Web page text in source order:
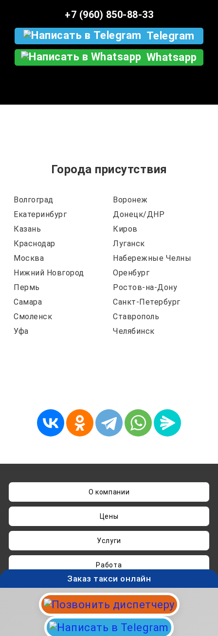
+7 (960) 850-88-33
Telegram
Whatsapp
Города присутствия
Волгоград
Воронеж
Екатеринбург
Донецк/ДНР
Казань
Киров
Краснодар
Луганск
Москва
Набережные Челны
Нижний Новгород
Оренбург
Пермь
Ростов-на-Дону
Самара
Санкт-Петербург
Смоленск
Ставрополь
Уфа
Челябинск
О компании
Цены
Услуги
Работа
Нашли ошибку? Пишите наadmin@taksisvo.ru
Такси для СВОих - taksisvo.ru © 05.2025-2026.
Вся информация на данном сайте носит
исключительно ознакомительный характер и не
Заказ такси онлайн